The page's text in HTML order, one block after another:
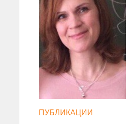
ПУБЛИКАЦИИ